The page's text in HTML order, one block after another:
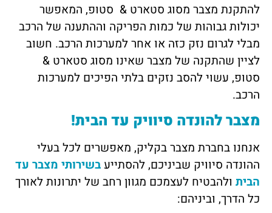
להתקנת מצבר מסוג סטארט & סטופ, המאפשר
יכולות גבוהות של כמות הפריקה וההתענה של הרכב
מבלי לגרום נזק כזה או אחר למערכות הרכב. חשוב
לציין שהתקנה של מצבר שאינו מסוג סטארט &
סטופ, עשוי להסב נזקים בלתי הפיכים למערכות
הרכב.
מצבר להונדה סיוויק עד הבית!
אנחנו בחברת מצבר בקליק, מאפשרים לכל בעלי
ההונדה סיוויק שביניכם, להסתייעבשירותי מצבר עד
הבית ולהבטיח לעצמכם מגוון רחב של יתרונות לאורך
כל הדרך, וביניהם: